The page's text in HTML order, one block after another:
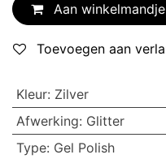
Aan
Toevoegen aan
Kleur: Zilver
Afwerking: Glitter
Type: Gel Polish